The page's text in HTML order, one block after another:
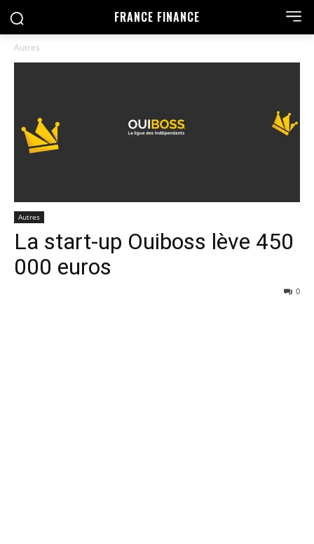
FRANCE FINANCE
Autres
Autres
La start-up Ouiboss lève 450
000 euros
0